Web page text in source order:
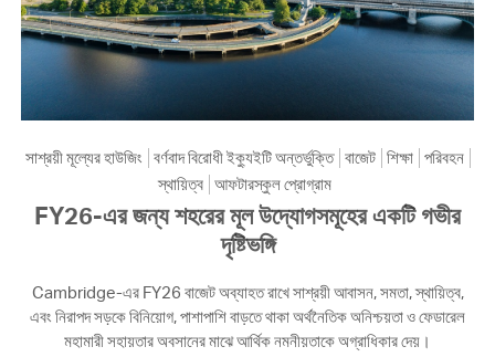
সাশ্রয়ী মূল্যের হাউজিং বর্ণবাদ বিরোধী ইক্যুইটি অন্তর্ভুক্তি বাজেট শিক্ষা পরিবহন
স্থায়িত্ব আফটারস্কুল প্রোগ্রাম
FY26-এর জন্য শহরের মূল উদ্যোগসমূহের একটি গভীর
দৃষ্টিভঙ্গি
Cambridge-এর FY26 বাজেট অব্যাহত রাখে সাশ্রয়ী আবাসন, সমতা, স্থায়িত্ব,
এবং নিরাপদ সড়কে বিনিয়োগ, পাশাপাশি বাড়তে থাকা অর্থনৈতিক অনিশ্চয়তা ও ফেডারেল
মহামারী সহায়তার অবসানের মাঝে আর্থিক নমনীয়তাকে অগ্রাধিকার দেয়।